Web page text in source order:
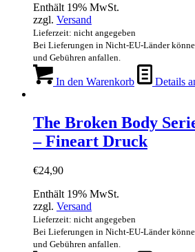
Enthält 19% MwSt.
zzgl. Versand
Lieferzeit: nicht angegeben
Bei Lieferungen in Nicht-EU-Länder
und Gebühren anfallen.
In den Warenkorb Details
The Broken Body
– Fineart Druck
€24,90
Enthält 19% MwSt.
zzgl. Versand
Lieferzeit: nicht angegeben
Bei Lieferungen in Nicht-EU-Länder
und Gebühren anfallen.